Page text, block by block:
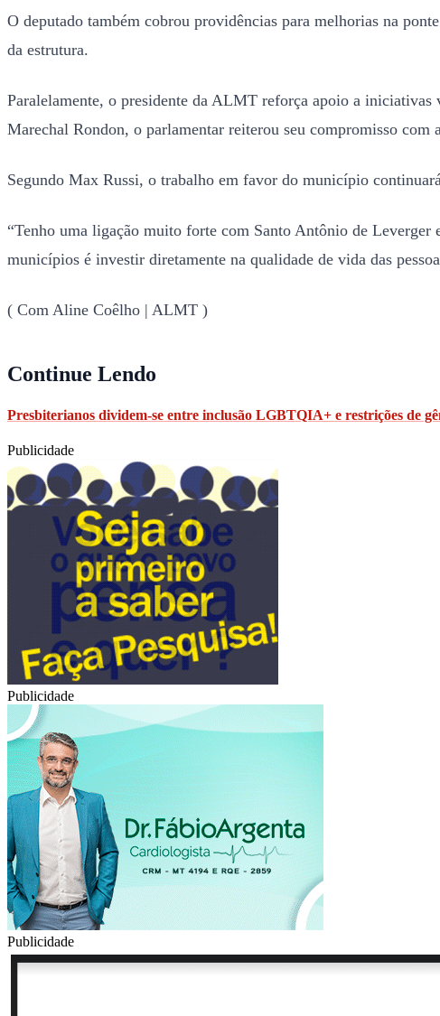
O deputado também cobrou providências para melhorias na
da estrutura.
Paralelamente, o presidente da ALMT reforça apoio a
Marechal Rondon, o parlamentar reiterou seu compromisso
Segundo Max Russi, o trabalho em favor do município
“Tenho uma ligação muito forte com Santo Antônio de
municípios é investir diretamente na qualidade de vida das
( Com Aline Coêlho | ALMT )
Continue Lendo
Presbiterianos dividem-se entre inclusão LGBTQIA+ e restrições de
Publicidade
Publicidade
Publicidade